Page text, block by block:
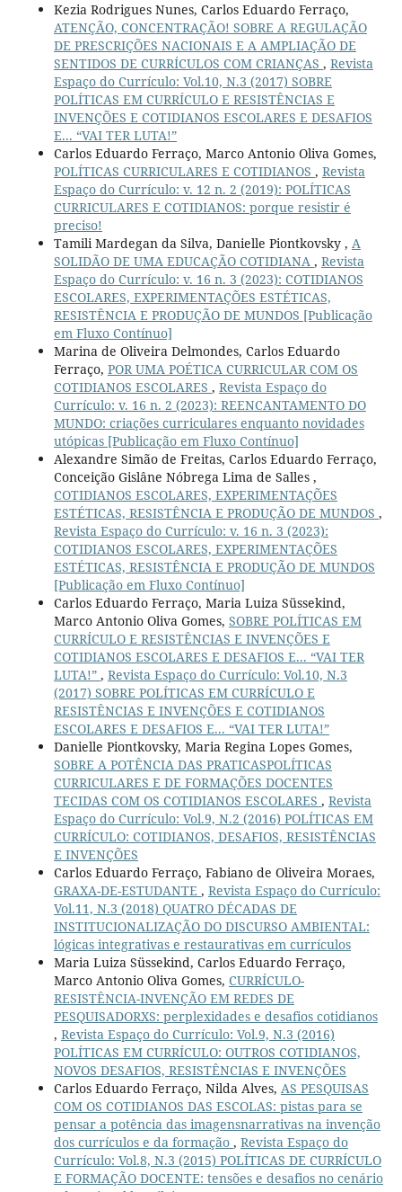
Kezia Rodrigues Nunes, Carlos Eduardo Ferraço,
ATENÇÃO, CONCENTRAÇÃO! SOBRE A REGULAÇÃO
DE PRESCRIÇÕES NACIONAIS E A AMPLIAÇÃO DE
SENTIDOS DE CURRÍCULOS COM CRIANÇAS , Revista
Espaço do Currículo: Vol.10, N.3 (2017) SOBRE
POLÍTICAS EM CURRÍCULO E RESISTÊNCIAS E
INVENÇÕES E COTIDIANOS ESCOLARES E DESAFIOS
E... “VAI TER LUTA!”
Carlos Eduardo Ferraço, Marco Antonio Oliva Gomes,
POLÍTICAS CURRICULARES E COTIDIANOS , Revista
Espaço do Currículo: v. 12 n. 2 (2019): POLÍTICAS
CURRICULARES E COTIDIANOS: porque resistir é
preciso!
Tamili Mardegan da Silva, Danielle Piontkovsky , A
SOLIDÃO DE UMA EDUCAÇÃO COTIDIANA , Revista
Espaço do Currículo: v. 16 n. 3 (2023): COTIDIANOS
ESCOLARES, EXPERIMENTAÇÕES ESTÉTICAS,
RESISTÊNCIA E PRODUÇÃO DE MUNDOS [Publicação
em Fluxo Contínuo]
Marina de Oliveira Delmondes, Carlos Eduardo
Ferraço, POR UMA POÉTICA CURRICULAR COM OS
COTIDIANOS ESCOLARES , Revista Espaço do
Currículo: v. 16 n. 2 (2023): REENCANTAMENTO DO
MUNDO: criações curriculares enquanto novidades
utópicas [Publicação em Fluxo Contínuo]
Alexandre Simão de Freitas, Carlos Eduardo Ferraço,
Conceição Gislâne Nóbrega Lima de Salles ,
COTIDIANOS ESCOLARES, EXPERIMENTAÇÕES
ESTÉTICAS, RESISTÊNCIA E PRODUÇÃO DE MUNDOS ,
Revista Espaço do Currículo: v. 16 n. 3 (2023):
COTIDIANOS ESCOLARES, EXPERIMENTAÇÕES
ESTÉTICAS, RESISTÊNCIA E PRODUÇÃO DE MUNDOS
[Publicação em Fluxo Contínuo]
Carlos Eduardo Ferraço, Maria Luiza Süssekind,
Marco Antonio Oliva Gomes, SOBRE POLÍTICAS EM
CURRÍCULO E RESISTÊNCIAS E INVENÇÕES E
COTIDIANOS ESCOLARES E DESAFIOS E... “VAI TER
LUTA!” , Revista Espaço do Currículo: Vol.10, N.3
(2017) SOBRE POLÍTICAS EM CURRÍCULO E
RESISTÊNCIAS E INVENÇÕES E COTIDIANOS
ESCOLARES E DESAFIOS E... “VAI TER LUTA!”
Danielle Piontkovsky, Maria Regina Lopes Gomes,
SOBRE A POTÊNCIA DAS PRATICASPOLÍTICAS
CURRICULARES E DE FORMAÇÕES DOCENTES
TECIDAS COM OS COTIDIANOS ESCOLARES , Revista
Espaço do Currículo: Vol.9, N.2 (2016) POLÍTICAS EM
CURRÍCULO: COTIDIANOS, DESAFIOS, RESISTÊNCIAS
E INVENÇÕES
Carlos Eduardo Ferraço, Fabiano de Oliveira Moraes,
GRAXA-DE-ESTUDANTE , Revista Espaço do Currículo:
Vol.11, N.3 (2018) QUATRO DÉCADAS DE
INSTITUCIONALIZAÇÃO DO DISCURSO AMBIENTAL:
lógicas integrativas e restaurativas em currículos
Maria Luiza Süssekind, Carlos Eduardo Ferraço,
Marco Antonio Oliva Gomes, CURRÍCULO-
RESISTÊNCIA-INVENÇÃO EM REDES DE
PESQUISADORXS: perplexidades e desafios cotidianos
, Revista Espaço do Currículo: Vol.9, N.3 (2016)
POLÍTICAS EM CURRÍCULO: OUTROS COTIDIANOS,
NOVOS DESAFIOS, RESISTÊNCIAS E INVENÇÕES
Carlos Eduardo Ferraço, Nilda Alves, AS PESQUISAS
COM OS COTIDIANOS DAS ESCOLAS: pistas para se
pensar a potência das imagensnarrativas na invenção
dos currículos e da formação , Revista Espaço do
Currículo: Vol.8, N.3 (2015) POLÍTICAS DE CURRÍCULO
E FORMAÇÃO DOCENTE: tensões e desafios no cenário